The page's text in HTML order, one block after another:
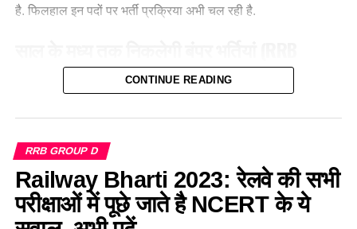
है. फिलहाल इन पदों पर भर्ती प्रक्रिया अभी चल रही है.
Recruitment 2023)
है. रेलवे के आधिकारिक सूत्रों के मुताबिक साल 2023 के मध्य तक लगभग
डेढ़ लाख नई भर्तियां निकाली जा सकती हैं. जिसमें ग्रुप डी तथा ग्रुप सी
पदों की संख्या सबसे अधिक होगी, इसके साथ ही रेलवे “ग्रुप ए और बी” के
खाली पदों पर भी भर्ती करने का विचार कर रहा है. इन पदों पर भर्ती
यूपीएससी परीक्षा के माध्यम से की जाएगी। आपको बता दें कि ग्रुप ए और
CONTINUE READING
RRB GROUP D
Railway Bharti 2023: रेलवे की सभी
परीक्षाओं में पूछे जाते है NCERT के ये